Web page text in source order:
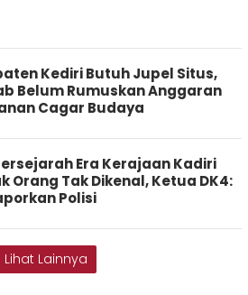
Kediri Butuh Jupel Situs,
Belum Rumuskan Anggaran
Cagar Budaya
Era Kerajaan Kadiri
Orang Tak Dikenal, Ketua DK4:
Polisi
Lihat Lainnya